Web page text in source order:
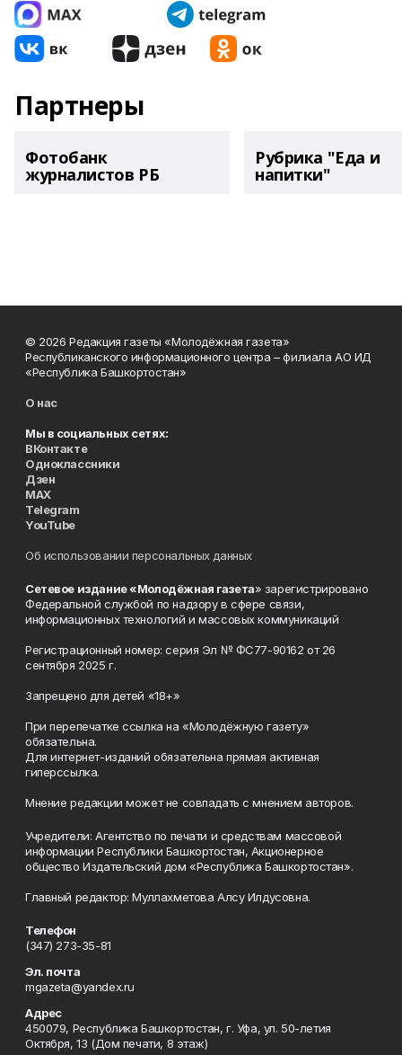
Партнеры
Фотобанк
журналистов РБ
Рубрика "Еда и
напитки"
© 2026 Редакция газеты «Молодёжная газета»
Республиканского информационного центра – филиала АО ИД
«Республика Башкортостан»
О нас
Мы в социальных сетях:
ВКонтакте
Одноклассники
Дзен
MAX
Telegram
YouTube
Об использовании персональных данных
Сетевое издание «Молодёжная газета» зарегистрировано
Федеральной службой по надзору в сфере связи,
информационных технологий и массовых коммуникаций
Регистрационный номер: серия Эл № ФС77-90162 от 26
сентября 2025 г.
Запрещено для детей «18+»
При перепечатке ссылка на «Молодёжную газету»
обязательна.
Для интернет-изданий обязательна прямая активная
гиперссылка.
Мнение редакции может не совпадать с мнением авторов.
Учредители: Агентство по печати и средствам массовой
информации Республики Башкортостан, Акционерное
общество Издательский дом «Республика Башкортостан».
Главный редактор: Муллахметова Алсу Илдусовна.
Телефон
(347) 273-35-81
Эл. почта
mgazeta@yandex.ru
Адрес
450079, Республика Башкортостан, г. Уфа, ул. 50-летия
Октября, 13 (Дом печати, 8 этаж)